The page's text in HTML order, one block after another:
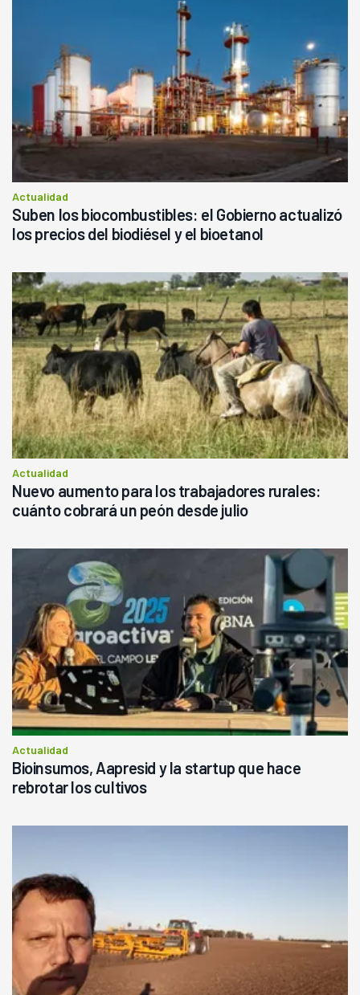
Actualidad
Suben los biocombustibles: el Gobierno actualizó
los precios del biodiésel y el bioetanol
Actualidad
Nuevo aumento para los trabajadores rurales:
cuánto cobrará un peón desde julio
Actualidad
Bioinsumos, Aapresid y la startup que hace
rebrotar los cultivos